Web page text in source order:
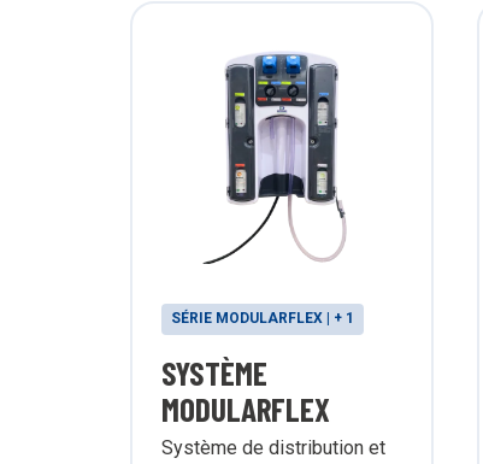
SÉRIE MODULARFLEX | + 1
SYSTÈME
MODULARFLEX
Système de distribution et